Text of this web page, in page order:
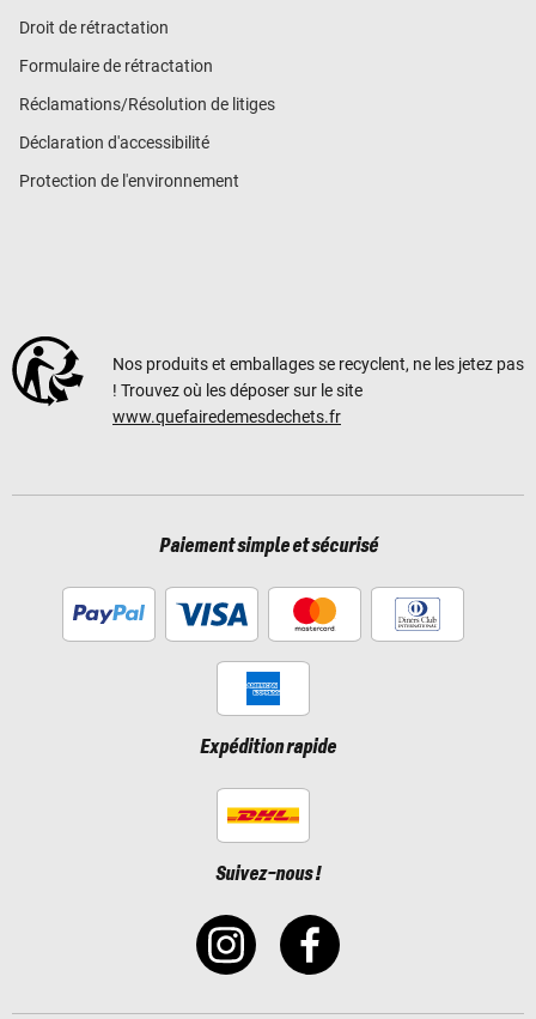
Droit de rétractation
Formulaire de rétractation
Réclamations/Résolution de litiges
Déclaration d'accessibilité
Protection de l'environnement
Nos produits et emballages se recyclent, ne les jetez pas
! Trouvez où les déposer sur le site
www.quefairedemesdechets.fr
Paiement simple et sécurisé
Expédition rapide
Suivez-nous !